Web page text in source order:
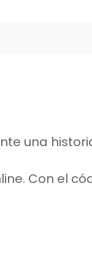
una
Con el